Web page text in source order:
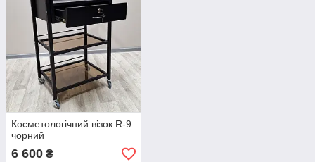
Косметологічний візок R-9
чорний
6 600 ₴